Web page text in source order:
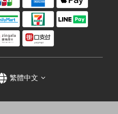
繁體中文